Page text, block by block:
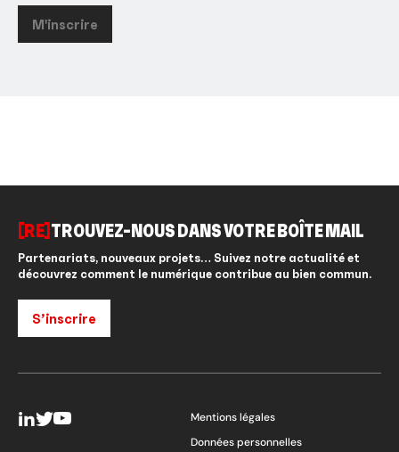
M'inscrire
[RE] TROUVEZ-NOUS DANS VOTRE BOÎTE MAIL
Partenariats, nouveaux projets… Suivez notre actualité et
découvrez comment le numérique contribue au bien commun.
S’inscrire
Mentions légales
Données personnelles